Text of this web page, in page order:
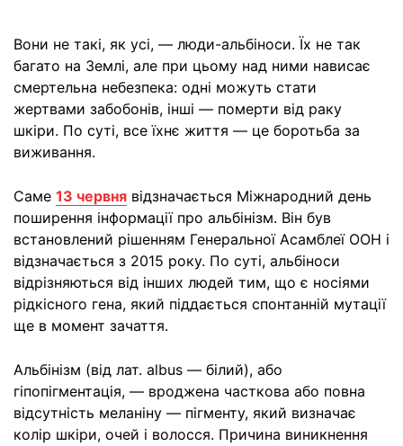
Вони не такі, як усі, — люди-альбіноси. Їх не так
багато на Землі, але при цьому над ними нависає
смертельна небезпека: одні можуть стати
жертвами забобонів, інші — померти від раку
шкіри. По суті, все їхнє життя — це боротьба за
виживання.
Саме 13 червня відзначається Міжнародний день
поширення інформації про альбінізм. Він був
встановлений рішенням Генеральної Асамблеї ООН і
відзначається з 2015 року. По суті, альбіноси
відрізняються від інших людей тим, що є носіями
рідкісного гена, який піддається спонтанній мутації
ще в момент зачаття.
Альбінізм (від лат. albus — білий), або
гіпопігментація, — вроджена часткова або повна
відсутність меланіну — пігменту, який визначає
колір шкіри, очей і волосся. Причина виникнення